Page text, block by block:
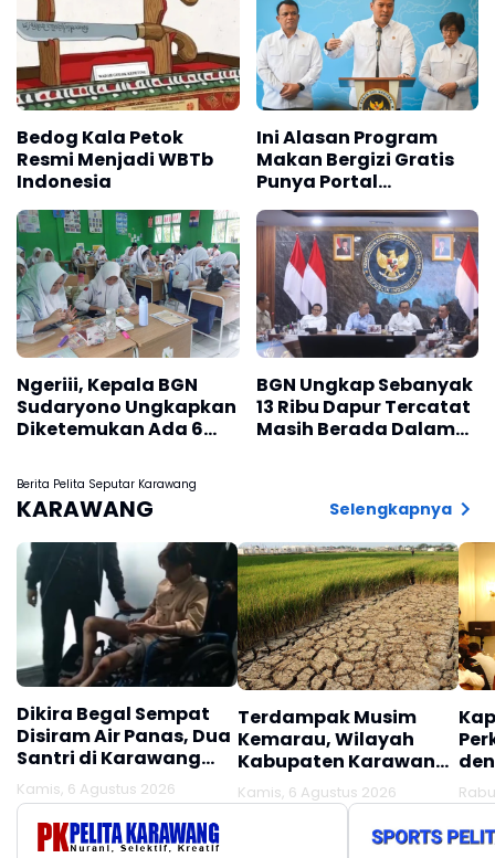
Bedog Kala Petok
Resmi Menjadi WBTb
Indonesia
Ini Alasan Program
Makan Bergizi Gratis
Punya Portal
Pengaduan untuk SPPG
Ngeriii, Kepala BGN
Sudaryono Ungkapkan
Diketemukan Ada 6
Siswa Penerima MBG
BGN Ungkap Sebanyak
13 Ribu Dapur Tercatat
Masih Berada Dalam
Beroperasi
Berita Pelita Seputar Karawang
KARAWANG Selengkapnya
Dikira Begal Sempat
Disiram Air Panas, Dua
Santri di Karawang
Terluka Akibat Aksi
Oknum Linmas
Kamis, 6 Agustus 2026
Terdampak Musim
Kemarau, Wilayah
Kabupaten Karawang
Kekeringan Makin
Meluas
Kamis, 6 Agustus 2026